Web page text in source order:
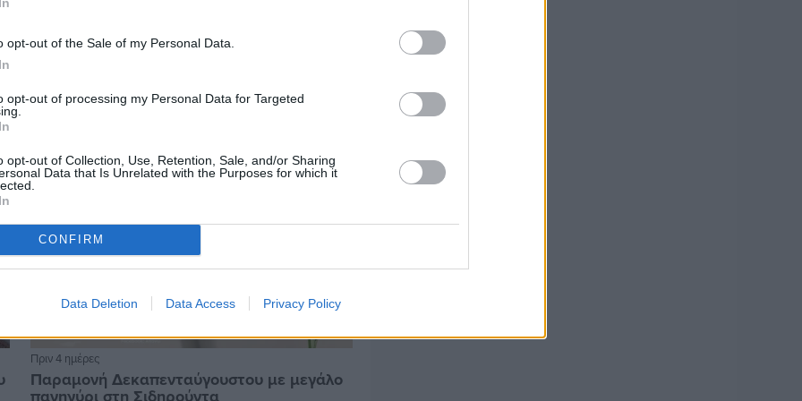
opt-out of the Sale of my Personal Data.
opt-out of processing my Personal Data for Targeted
opt-out of Collection, Use, Retention, Sale, and/or Sharing
Data that Is Unrelated with the Purposes for which it
CONFIRM
Data Deletion Data Access Privacy Policy
Οδηγοί Δασικών Υπηρεσιών: Ζητούν
Πριν 4 ημέρες
Παραμονή Δεκαπενταύγουστου με μεγάλο